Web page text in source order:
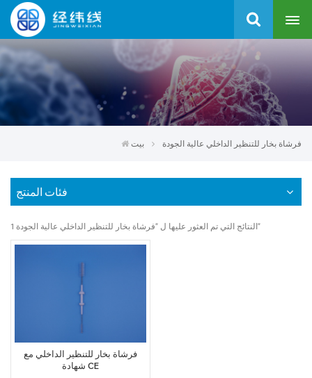
بيت فرشاة بخار للتنظير الداخلي عالية الجودة
فئات المنتج
1 النتائج التي تم العثور عليها ل "فرشاة بخار للتنظير الداخلي عالية الجودة"
فرشاة بخار للتنظير الداخلي مع
شهادة CE